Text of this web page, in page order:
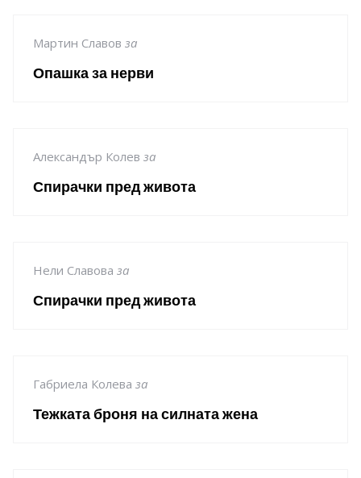
Мартин Славов за
Опашка за нерви
Александър Колев за
Спирачки пред живота
Нели Славова за
Спирачки пред живота
Габриела Колева за
Тежката броня на силната жена